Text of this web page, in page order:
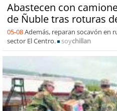
Abastecen con
de Ñuble tras roturas
05-08Además, reparan socavón en
sector El Centro.
soychillan